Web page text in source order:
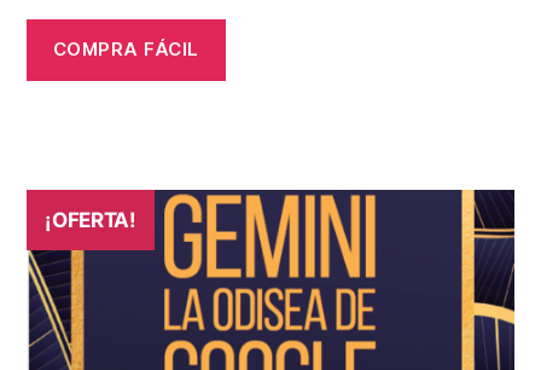
original
era:
es:
COMPRA FÁCIL
¡OFERTA!